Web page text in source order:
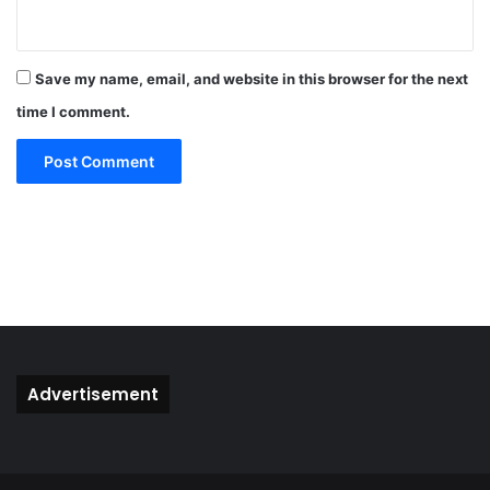
*
Save my name, email, and website in this browser for the next
time I comment.
Advertisement